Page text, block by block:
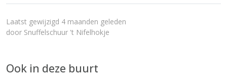
Laatst gewijzigd 4 maanden geleden
door Snuffelschuur 't Nifelhokje
Ook in deze buurt